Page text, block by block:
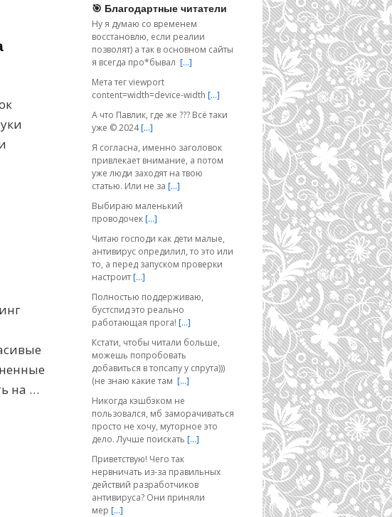
на …
🎯 Благодартные читатели
Ну я думаю со временем
восстановлю, если реалии
позволят) а так в основном сайты
я всегда про*бывал […]
Мета тег viewport
content=width=device-width […]
А что Павлик, где же ??? Всё таки
уже © 2024[…]
Я согласна, именно заголовок
привлекает внимание, а потом
уже люди заходят на твою
статью. Или не за […]
Выбираю маленький
проводочек[…]
Читаю господи как дети малые,
антивирус опредилил, то это или
то, а перед запуском проверки
настроит[…]
Полностью поддерживаю,
бустспид это реально
работающая прога! […]
Кстати, чтобы читали больше,
можешь попробовать
добавиться в топсапу у спрута)))
(не знаю какие там […]
Никогда кэшбэком не
пользовался, мб заморачиваться
просто не хочу, муторное это
дело. Лучше поискать […]
Приветствую! Чего так
нервничать из-за правильных
действий разработчиков
антивируса? Они приняли
мер […]